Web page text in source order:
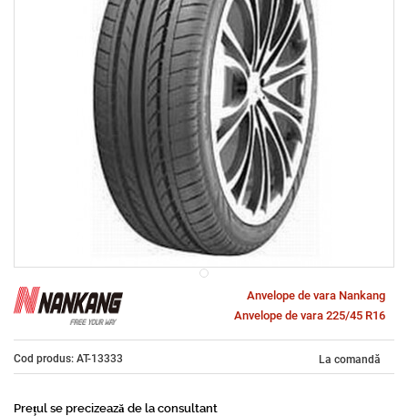
Anvelope de vara Nankang
Anvelope de vara 225/45 R16
Cod produs: AT-13333 La comandă
Prețul se precizează de la consultant